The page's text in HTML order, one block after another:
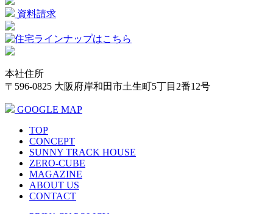
資料請求
本社住所
〒596-0825 大阪府岸和田市土生町5丁目2番12号
GOOGLE MAP
TOP
CONCEPT
SUNNY TRACK HOUSE
ZERO-CUBE
MAGAZINE
ABOUT US
CONTACT